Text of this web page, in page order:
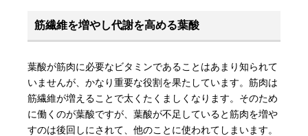
筋繊維を増やし代謝を高める葉酸
葉酸が筋肉に必要なビタミンであることはあまり知られて
いませんが、かなり重要な役割を果たしています。筋肉は
筋繊維が増えることで太くたくましくなります。そのため
に働くのが葉酸ですが、葉酸が不足していると筋肉を増や
すのは後回しにされて、他のことに使われてしまいます。